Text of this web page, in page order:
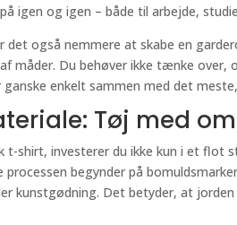
igen og igen – både til arbejde,
det også nemmere at skabe en
måder. Du behøver ikke tænke over,
ganske enkelt sammen med det
Tøj med
t-shirt, investerer du ikke kun i et flot
processen begynder på
kunstgødning. Det betyder, at